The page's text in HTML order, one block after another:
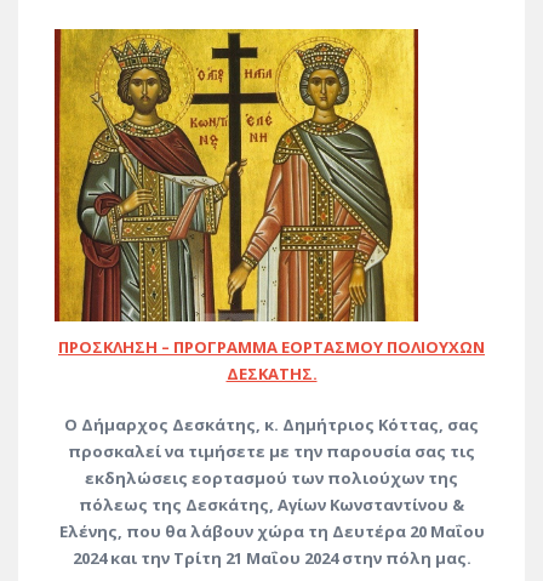
ΠΡΟΣΚΛΗΣΗ – ΠΡΟΓΡΑΜΜΑ ΕΟΡΤΑΣΜΟΥ ΠΟΛΙΟΥΧΩΝ
ΔΕΣΚΑΤΗΣ.
Ο Δήμαρχος Δεσκάτης, κ. Δημήτριος Κόττας, σας
προσκαλεί να τιμήσετε με την παρουσία σας τις
εκδηλώσεις εορτασμού των πολιούχων της
πόλεως της Δεσκάτης, Αγίων Κωνσταντίνου &
Ελένης, που θα λάβουν χώρα τη Δευτέρα 20 Μαΐου
2024 και την Τρίτη 21 Μαΐου 2024 στην πόλη μας.